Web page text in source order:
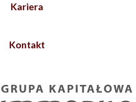
Kariera
Kontakt